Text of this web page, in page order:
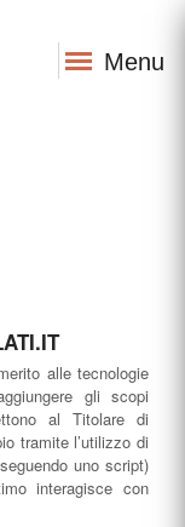
Menu
alle tecnologie
gli scopi
al Titolare di
tramite l’utilizzo di
uno script)
interagisce con